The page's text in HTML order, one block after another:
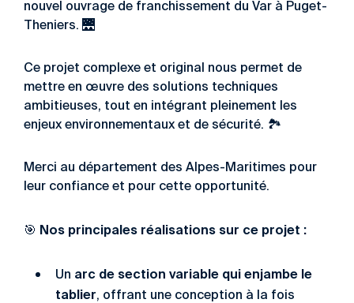
nouvel ouvrage de franchissement du Var à Puget-
Theniers. 🌉
Ce projet complexe et original nous permet de
mettre en œuvre des solutions techniques
ambitieuses, tout en intégrant pleinement les
enjeux environnementaux et de sécurité. 🏞️
Merci au département des Alpes-Maritimes pour
leur confiance et pour cette opportunité.
🎯 Nos principales réalisations sur ce projet :
Un arc de section variable qui enjambe le
tablier, offrant une conception à la fois